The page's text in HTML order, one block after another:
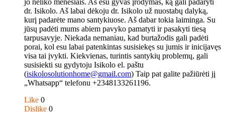
jo neliko mėnesiais. Aš esu gyvas įrodymas, ką gali padaryti
dr. Isikolo. Aš labai dėkoju dr. Isikolo už nuostabų dalyką,
kurį padarėte mano santykiuose. Aš dabar tokia laiminga. Su
jūsų padėti mums abiem pavyko pamatyti ir pasakyti tiesą
tarpusavyje. Niekada nemaniau, kad burtažodis gali padėti
porai, kol esu labai patenkintas susisiekęs su jumis ir inicijavęs
visa tai įvykti. Kiekvienas, turintis santykių problemų, gali
susisiekti su gydytoju Isikolo el. paštu
(isikolosolutionhome@gmail.com) Taip pat galite pažiūrėti jį
„Whatsapp“ telefonu +2348133261196.
Like 0
Dislike 0